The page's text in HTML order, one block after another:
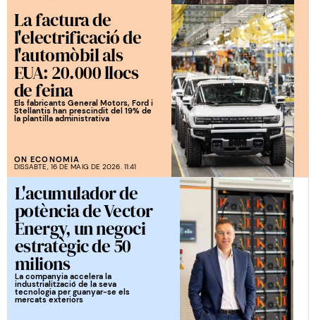
La factura de
l'electrificació de
l'automòbil als
EUA: 20.000 llocs
de feina
Els fabricants General Motors, Ford i
Stellantis han prescindit del 19% de
la plantilla administrativa
ON ECONOMIA
DISSABTE, 16 DE MAIG DE 2026. 11:41
L'acumulador de
potència de Vector
Energy, un negoci
estratègic de 50
milions
La companyia accelera la
industrialització de la seva
tecnologia per guanyar-se els
mercats exteriors